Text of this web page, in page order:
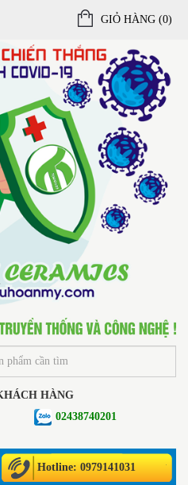
GIỎ HÀNG (0)
HÀNG
02438740201
Hotline: 0979141031